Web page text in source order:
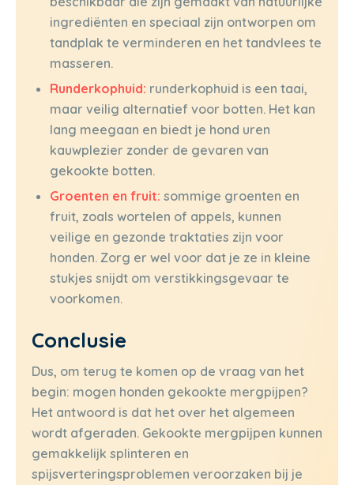
ingrediënten en speciaal zijn ontworpen om
tandplak te verminderen en het tandvlees te
masseren.
Runderkophuid: runderkophuid is een taai,
maar veilig alternatief voor botten. Het kan
lang meegaan en biedt je hond uren
kauwplezier zonder de gevaren van
gekookte botten.
Groenten en fruit: sommige groenten en
fruit, zoals wortelen of appels, kunnen
veilige en gezonde traktaties zijn voor
honden. Zorg er wel voor dat je ze in kleine
stukjes snijdt om verstikkingsgevaar te
voorkomen.
Conclusie
Dus, om terug te komen op de vraag van het
begin: mogen honden gekookte mergpijpen?
Het antwoord is dat het over het algemeen
wordt afgeraden. Gekookte mergpijpen kunnen
gemakkelijk splinteren en
spijsverteringsproblemen veroorzaken bij je